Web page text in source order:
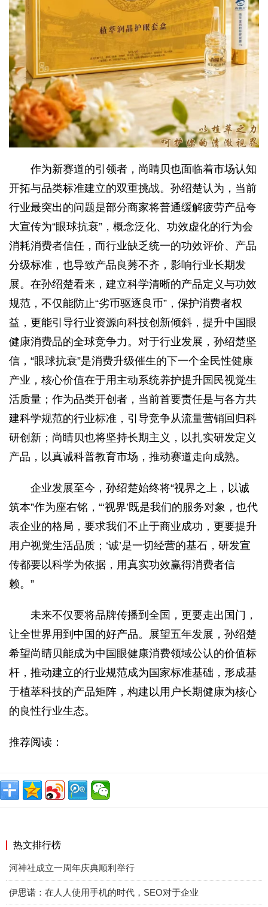
作为新赛道的引领者，尚睛贝也面临着市场认知
开拓与品类标准建立的双重挑战。孙绍楚认为，当前
行业最突出的问题是部分商家将普通缓解疲劳产品夸
大宣传为“眼球抗衰”，概念泛化、功效虚化的行为会
消耗消费者信任，而行业缺乏统一的功效评价、产品
分级标准，也导致产品良莠不齐，影响行业长期发
展。在孙绍楚看来，建立科学清晰的产品定义与功效
规范，不仅能防止“劣币驱逐良币”，保护消费者权
益，更能引导行业资源向科技创新倾斜，提升中国眼
健康消费品的全球竞争力。对于行业发展，孙绍楚坚
信，“眼球抗衰”是消费升级催生的下一个全民性健康
产业，核心价值在于用主动系统养护提升国民视觉生
活质量；作为品类开创者，当前首要责任是与各方共
建科学规范的行业标准，引导竞争从流量营销回归科
研创新；尚睛贝也将坚持长期主义，以扎实研发定义
产品，以真诚科普教育市场，推动赛道走向成熟。
企业发展至今，孙绍楚始终将“视界之上，以诚
筑本”作为座右铭，“‘视界’既是我们的服务对象，也代
表企业的格局，要求我们不止于商业成功，更要提升
用户视觉生活品质；‘诚’是一切经营的基石，研发宣
传都要以科学为依据，用真实功效赢得消费者信
赖。”
未来不仅要将品牌传播到全国，更要走出国门，
让全世界用到中国的好产品。展望五年发展，孙绍楚
希望尚睛贝能成为中国眼健康消费领域公认的价值标
杆，推动建立的行业规范成为国家标准基础，形成基
于植萃科技的产品矩阵，构建以用户长期健康为核心
的良性行业生态。
推荐阅读：
热文排行榜
河神社成立一周年庆典顺利举行
伊思诺：在人人使用手机的时代，SEO对于企业